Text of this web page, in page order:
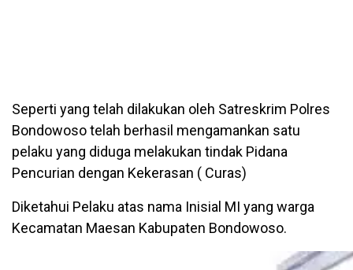
Seperti yang telah dilakukan oleh Satreskrim Polres
Bondowoso telah berhasil mengamankan satu
pelaku yang diduga melakukan tindak Pidana
Pencurian dengan Kekerasan ( Curas)
Diketahui Pelaku atas nama Inisial MI yang warga
Kecamatan Maesan Kabupaten Bondowoso.